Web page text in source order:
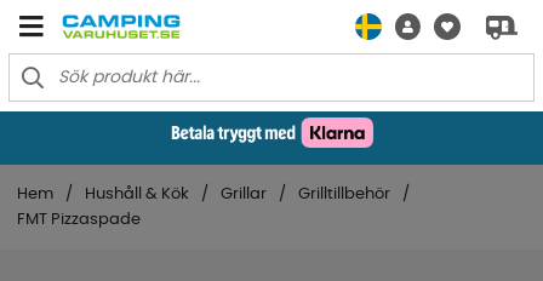
Hem Hushåll & Kök Grillar
Grilltillbehör
FMT Pizzaspade